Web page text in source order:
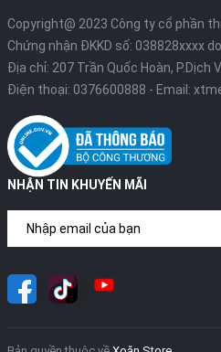
Copyright@ 2023 Công ty cổ phần
Chứng nhận ĐKKD số: 038828xxxx
Địa chỉ: 207 Trần Quốc Hoàn, P.Dịch
Điện thoại: 0376600888 - Email:
NHẬN TIN KHUYẾN MÃI